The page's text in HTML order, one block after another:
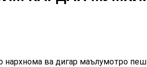
ва дигар маълумотро